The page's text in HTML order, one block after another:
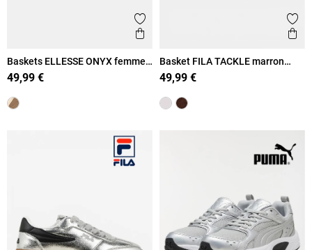
Ajouter aux favoris
Aperçu rapide
Baskets ELLESSE ONYX femme
(36-41)
49,99 €
Basket FILA TACKLE marron
femme (36-41)
49,99 €